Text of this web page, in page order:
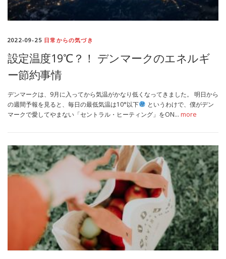
2022-09-25 日常からの気づき
設定温度19℃？！ デンマークのエネルギ
ー節約事情
デンマークは、9月に入ってから気温がかなり低くなってきました。 明日から
の週間予報を見ると、毎日の最低気温は10°以下
というわけで、僕がデン
マークで愛してやまない「セントラル・ヒーティング」をON… more